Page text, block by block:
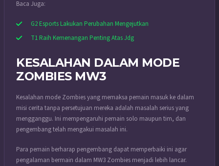
Baca Juga:
G2 Esports Lakukan Perubahan Mengejutkan
T1 Raih Kemenangan Penting Atas Jdg
KESALAHAN DALAM MODE
ZOMBIES MW3
Kesalahan mode Zombies yang memaksa pemain masuk ke dalam
misi cerita tanpa persetujuan mereka adalah masalah serius yang
mengganggu. Ini mempengaruhi pemain solo maupun tim, dan
pengembang telah mengakui masalah ini.
Para pemain berharap pengembang dapat memperbaiki ini agar
pengalaman bermain dalam MW3 Zombies menjadi lebih lancar.